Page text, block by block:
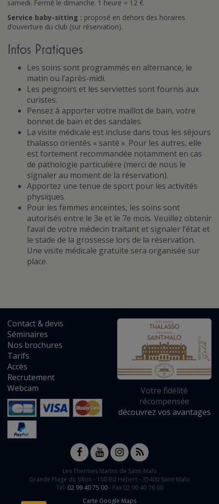
samedi. Fermé le dimanche. 1 heure = 12 €.
Service baby-sitting : proposé en dehors des horaires
d’ouverture du club (sur réservation).
Infos Pratiques
Les soins sont programmés en alternance, le
matin ou l’après-midi.
Les peignoirs et les serviettes sont fournis aux
curistes.
Pensez à apporter votre maillot de bain, votre
bonnet de bain et des sandales.
La visite médicale est incluse dans tous les séjours
thalasso orientés « santé ». Pour les autres, elle
est fortement recommandée notamment en cas
de pathologie particulière (merci de nous le
signaler au moment de la réservation).
Apportez une tenue de sport pour les activités
physiques
Pour les femmes enceintes, les soins sont
autorisés entre le 3e et le 7e mois. Veuillez obtenir
l’aval de votre médecin traitant et signaler l’état et
le stade de la grossesse lors de la réservation.
Une visite médicale gratuite sera organisée sur
place.
Contact&devis
Séminaires
Nos brochures
Tarifs
Accès
Recrutement
Webcam
Votre fidélité
récompensée
découvrez vos avantages
Les Thermes Marins de Saint-Malo
Grande Plage du Sillon - 100 Bd Hébert- 35400 Saint-Malo
Tél: 02 99 40 75 00- Fax 02 99 40 76 00
Carte Google Maps